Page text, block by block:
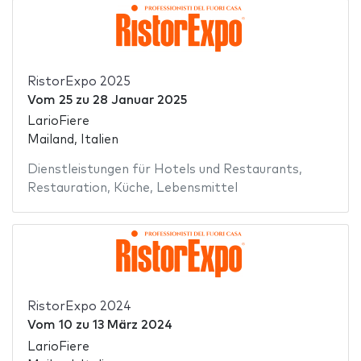
RistorExpo 2025
Vom 25zu 28 Januar 2025
LarioFiere
Mailand, Italien
Dienstleistungen für Hotels und Restaurants,
Restauration, Küche, Lebensmittel
RistorExpo 2024
Vom 10 zu 13 März 2024
LarioFiere